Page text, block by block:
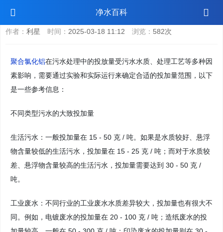
净水百科
聚合氯化铝污水处理投放多少
作者： 利星 时间： 2025-03-18 11:12 浏览： 582次
聚合氯化铝在污水处理中的投放量受污水水质、处理工艺等多种因
素影响，需要通过实验和实际运行来确定合适的投加量范围，以下
是一些参考信息：
不同类型污水的大致投加量
生活污水：一般投加量在 15 - 50 克 / 吨。如果是水质较好、悬浮
物含量较低的生活污水，投加量在 15 - 25 克 / 吨；而对于水质较
差、悬浮物含量较高的生活污水，投加量需要达到 30 - 50 克 /
吨。
工业废水：不同行业的工业废水水质差异较大，投加量也有很大不
同。例如，电镀废水的投加量在 20 - 100 克 / 吨；造纸废水的投